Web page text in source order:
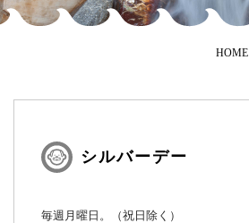
HOME
シルバーデー
毎週月曜日。（祝日除く）